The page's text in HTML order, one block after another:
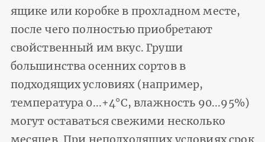
ящике или коробке в прохладном месте,
после чего полностью приобретают
свойственный им вкус. Груши
большинства осенних сортов в
подходящих условиях (например,
температура 0...+4°С, влажность 90...95%)
могут оставаться свежими несколько